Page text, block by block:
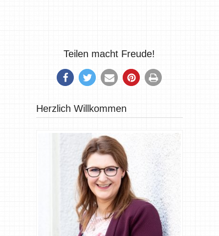
Teilen macht Freude!
Herzlich Willkommen